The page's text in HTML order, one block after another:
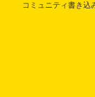
コミュニティ書き込